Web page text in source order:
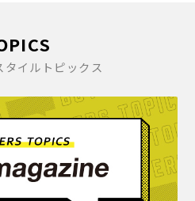
タイルトピックス